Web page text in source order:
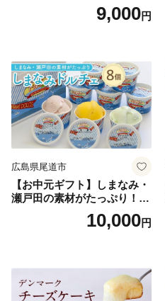
9,000円
広島県尾道市
【お中元ギフト】しまなみ・
瀬戸田の素材がたっぷり！ジ
10,000円